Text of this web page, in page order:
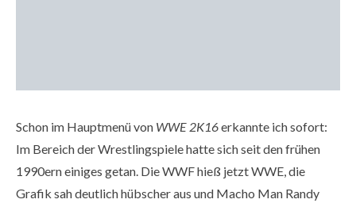
Schon im Hauptmenü von WWE 2K16erkannte ich sofort:
Im Bereich der Wrestlingspiele hatte sich seit den frühen
1990ern einiges getan. Die WWF hieß jetzt WWE, die
Grafik sah deutlich hübscher aus und Macho Man Randy